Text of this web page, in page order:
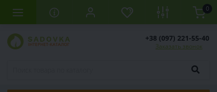
0
+38 (097) 221-55-40
Заказать звонок